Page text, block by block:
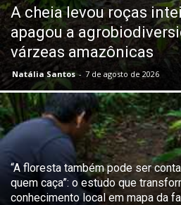
A cheia levou roças
apagou a
várzeas amazônicas
Natália Santos - 7 de agosto de 2026
“A floresta também pode ser
quem caça”: o estudo que
conhecimento local em mapa da